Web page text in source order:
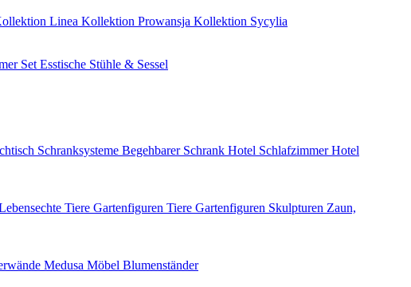
Linea Kollektion Prowansja Kollektion Sycylia
Set Esstische Stühle & Sessel
Schranksysteme Begehbarer Schrank Hotel SchlafzimmerHotel
Tiere Gartenfiguren Tiere Gartenfiguren Skulpturen Zaun,
Medusa Möbel Blumenständer